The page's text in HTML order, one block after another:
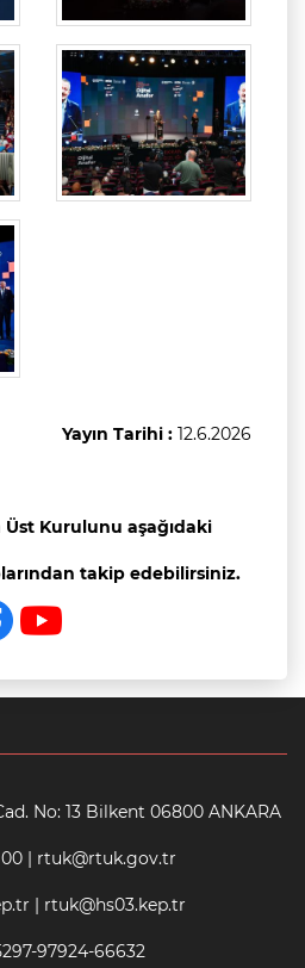
Yayın Tarihi : 12.6.2026
Üst Kurulunu aşağıdaki
takip edebilirsiniz.
No: 13 Bilkent 06800 ANKARA
00 | rtuk@rtuk.gov.tr
| rtuk@hs03.kep.tr
97924-66632